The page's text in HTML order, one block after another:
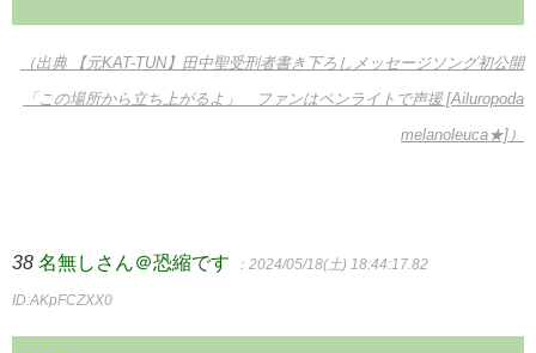
（出典 【元KAT-TUN】田中聖受刑者書き下ろしメッセージソング初公開
「この場所から立ち上がるよ」 ファンはペンライトで声援 [Ailuropoda
melanoleuca★]）
38 名無しさん＠恐縮です ：2024/05/18(土) 18:44:17.82
ID:AKpFCZXX0